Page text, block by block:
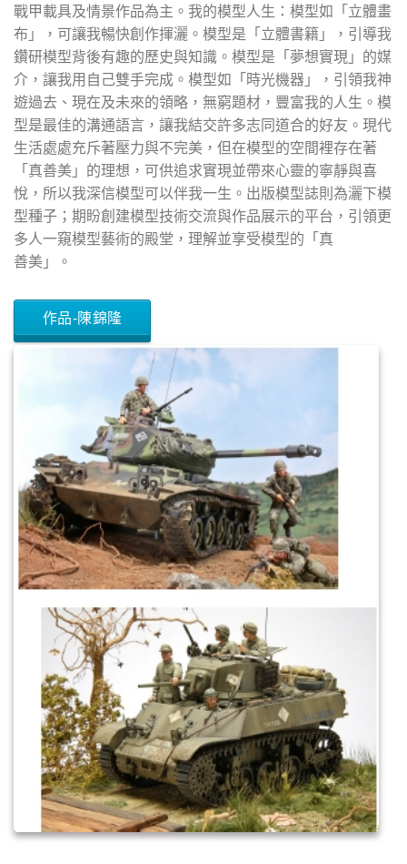
戰甲載具及情景作品為主。我的模型人生：模型如「立體畫
布」，可讓我暢快創作揮灑。模型是「立體書籍」，引導我
鑽研模型背後有趣的歷史與知識。模型是「夢想實現」的媒
介，讓我用自己雙手完成。模型如「時光機器」，引領我神
遊過去、現在及未來的領略，無窮題材，豐富我的人生。模
型是最佳的溝通語言，讓我結交許多志同道合的好友。現代
生活處處充斥著壓力與不完美，但在模型的空間裡存在著
「真善美」的理想，可供追求實現並帶來心靈的寧靜與喜
悅，所以我深信模型可以伴我一生。出版模型誌則為灑下模
型種子；期盼創建模型技術交流與作品展示的平台，引領更
多人一窺模型藝術的殿堂，理解並享受模型的「真
善美」。
作品-陳錦隆